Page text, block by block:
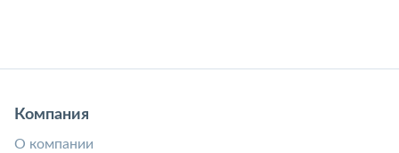
Компания
О компании